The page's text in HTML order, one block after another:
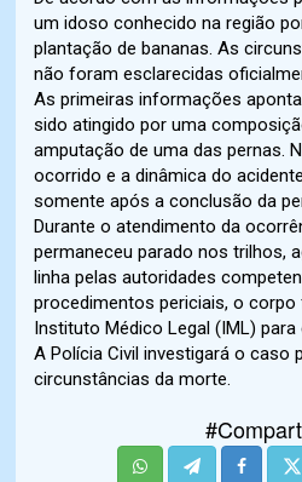
um idoso conhecido na região
plantação de bananas. As
não foram esclarecidas
As primeiras informações
sido atingido por uma
amputação de uma das pernas.
ocorrido e a dinâmica do
somente após a conclusão da
Durante o atendimento da
permaneceu parado nos trilhos,
linha pelas autoridades
procedimentos periciais, o
Instituto Médico Legal (IML) para
A Polícia Civil investigará o caso
circunstâncias da morte.